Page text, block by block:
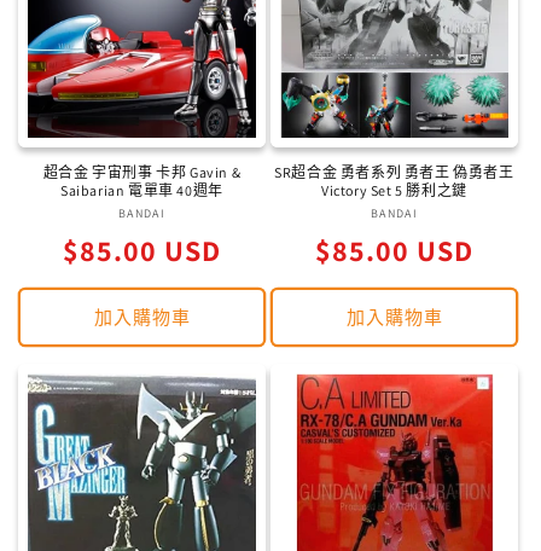
超合金 宇宙刑事 卡邦 Gavin &
Saibarian 電單車 40週年
廠
商：
BANDAI
定
價
$85.00 USD
加入購物車
SR超合金 勇者系列 勇者王 偽勇者王
Victory Set 5 勝利之鍵
廠
商：
BANDAI
定
價
$85.00 USD
加入購物車